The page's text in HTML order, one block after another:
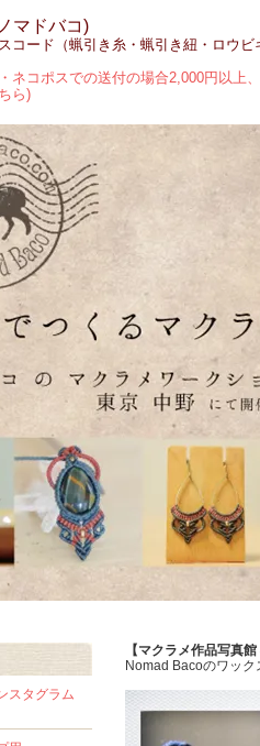
マドバコ)
コード（蝋引き糸・蝋引き紐・ロウ
ネコポスでの送付の場合2,000円以上
ら)
スタグラム
【マクラメ作品写真
Nomad Bacoのワッ